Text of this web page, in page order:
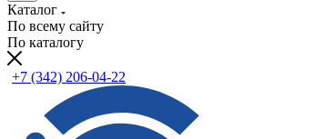
Каталог
По всему сайту
По каталогу
+7 (342) 206-04-22